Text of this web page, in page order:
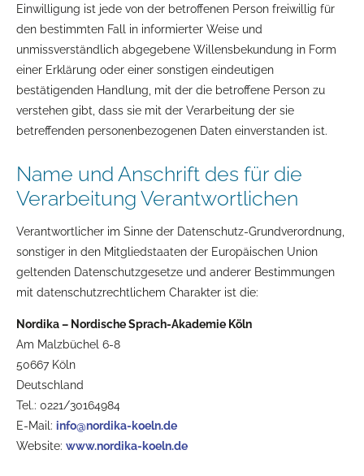
Einwilligung ist jede von der betroffenen Person freiwillig für
den bestimmten Fall in informierter Weise und
unmissverständlich abgegebene Willensbekundung in Form
einer Erklärung oder einer sonstigen eindeutigen
bestätigenden Handlung, mit der die betroffene Person zu
verstehen gibt, dass sie mit der Verarbeitung der sie
betreffenden personenbezogenen Daten einverstanden ist.
Name und Anschrift des für die
Verarbeitung Verantwortlichen
Verantwortlicher im Sinne der Datenschutz-Grundverordnung,
sonstiger in den Mitgliedstaaten der Europäischen Union
geltenden Datenschutzgesetze und anderer Bestimmungen
mit datenschutzrechtlichem Charakter ist die:
Nordika – Nordische Sprach-Akademie Köln
Am Malzbüchel 6-8
50667 Köln
Deutschland
Tel.: 0221/30164984
E-Mail: info@nordika-koeln.de
Website: www.nordika-koeln.de